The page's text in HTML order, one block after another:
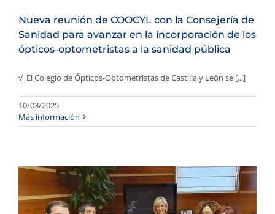
Nueva reunión de COOCYL con la Consejería de
Sanidad para avanzar en la incorporación de los
ópticos-optometristas a la sanidad pública
√ El Colegio de Ópticos-Optometristas de Castilla y León se [...]
10/03/2025
Más información